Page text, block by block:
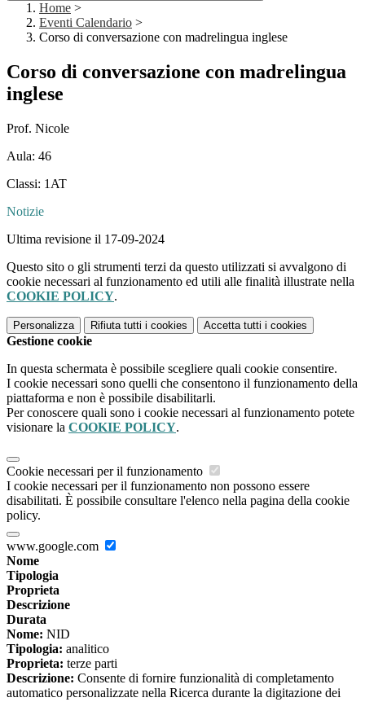
Home >
Eventi Calendario >
Corso di conversazione con madrelingua inglese
Corso di conversazione con madrelingua
inglese
Prof. Nicole
Aula: 46
Classi: 1AT
Notizie
Ultima revisione il 17-09-2024
Questo sito o gli strumenti terzi da questo utilizzati si avvalgono di
cookie necessari al funzionamento ed utili alle finalità illustrate nella
COOKIE POLICY.
Personalizza Rifiuta tutti i cookies Accetta tutti i cookies
Gestione cookie
In questa schermata è possibile scegliere quali cookie consentire.
I cookie necessari sono quelli che consentono il funzionamento della
piattaforma e non è possibile disabilitarli.
Per conoscere quali sono i cookie necessari al funzionamento potete
visionare la COOKIE POLICY.
Cookie necessari per il funzionamento
I cookie necessari per il funzionamento non possono essere
disabilitati. È possibile consultare l'elenco nella pagina della cookie
policy.
www.google.com
Nome
Tipologia
Proprieta
Descrizione
Durata
Nome: NID
Tipologia: analitico
Proprieta: terze parti
Descrizione: Consente di fornire funzionalità di completamento
automatico personalizzate nella Ricerca durante la digitazione dei